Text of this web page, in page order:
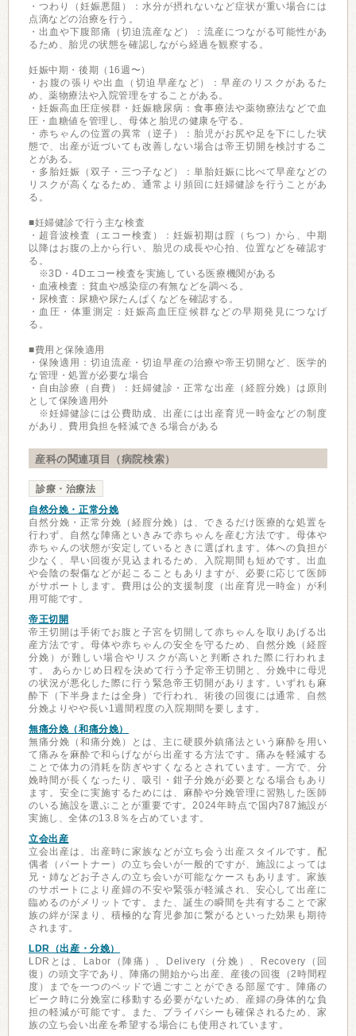
・つわり（妊娠悪阻）：水分が摂れないなど症状が重い場合には
点滴などの治療を行う。
・出血や下腹部痛（切迫流産など）：流産につながる可能性があ
るため、胎児の状態を確認しながら経過を観察する。
妊娠中期・後期（16週〜）
・お腹の張りや出血（切迫早産など）：早産のリスクがあるた
め、薬物療法や入院管理をすることがある。
・妊娠高血圧症候群・妊娠糖尿病：食事療法や薬物療法などで血
圧・血糖値を管理し、母体と胎児の健康を守る。
・赤ちゃんの位置の異常（逆子）：胎児がお尻や足を下にした状
態で、出産が近づいても改善しない場合は帝王切開を検討するこ
とがある。
・多胎妊娠（双子・三つ子など）：単胎妊娠に比べて早産などの
リスクが高くなるため、通常より頻回に妊婦健診を行うことがあ
る。
■妊婦健診で行う主な検査
・超音波検査（エコー検査）：妊娠初期は腟（ちつ）から、中期
以降はお腹の上から行い、胎児の成長や心拍、位置などを確認す
る。
※3D・4Dエコー検査を実施している医療機関がある
・血液検査：貧血や感染症の有無などを調べる。
・尿検査：尿糖や尿たんぱくなどを確認する。
・血圧・体重測定：妊娠高血圧症候群などの早期発見につなげ
る。
■費用と保険適用
・保険適用：切迫流産・切迫早産の治療や帝王切開など、医学的
な管理・処置が必要な場合
・自由診療（自費）：妊婦健診・正常な出産（経腟分娩）は原則
として保険適用外
※妊婦健診には公費助成、出産には出産育児一時金などの制度
があり、費用負担を軽減できる場合がある
産科の関連項目（病院検索）
診療・治療法
自然分娩・正常分娩
自然分娩・正常分娩（経腟分娩）は、できるだけ医療的な処置を
行わず、自然な陣痛といきみで赤ちゃんを産む方法です。母体や
赤ちゃんの状態が安定しているときに選ばれます。体への負担が
少なく、早い回復が見込まれるため、入院期間も短めです。出血
や会陰の裂傷などが起こることもありますが、必要に応じて医師
がサポートします。費用は公的支援制度（出産育児一時金）が利
用可能です。
帝王切開
帝王切開は手術でお腹と子宮を切開して赤ちゃんを取りあげる出
産方法です。母体や赤ちゃんの安全を守るため、自然分娩（経腟
分娩）が難しい場合やリスクが高いと判断された際に行われま
す。 あらかじめ日程を決めて行う予定帝王切開と、分娩中に母児
の状況が悪化した際に行う緊急帝王切開があります。いずれも麻
酔下（下半身または全身）で行われ、術後の回復には通常、自然
分娩よりやや長い1週間程度の入院期間を要します。
無痛分娩（和痛分娩）
無痛分娩（和痛分娩）とは、主に硬膜外鎮痛法という麻酔を用い
て痛みを麻酔で和らげながら出産する方法です。痛みを軽減する
ことで体力の消耗を防ぎやすくなるとされています。一方で、分
娩時間が長くなったり、吸引・鉗子分娩が必要となる場合もあり
ます。安全に実施するためには、麻酔や分娩管理に習熟した医師
のいる施設を選ぶことが重要です。2024年時点で国内787施設が
実施し、全体の13.8％を占めています。
立会出産
立会出産は、出産時に家族などが立ち会う出産スタイルです。配
偶者（パートナー）の立ち会いが一般的ですが、施設によっては
兄・姉などお子さんの立ち会いが可能なケースもあります。家族
のサポートにより産婦の不安や緊張が軽減され、安心して出産に
臨めるのがメリットです。また、誕生の瞬間を共有することで家
族の絆が深まり、積極的な育児参加に繋がるといった効果も期待
されます。
LDR（出産・分娩）
LDRとは、Labor（陣痛）、Delivery（分娩）、Recovery（回
復）の頭文字であり、陣痛の開始から出産、産後の回復（2時間程
度）までを一つのベッドで過ごすことができる部屋です。陣痛の
ピーク時に分娩室に移動する必要がないため、産婦の身体的な負
担の軽減が可能です。また、プライバシーも確保されるため、家
族の立ち会い出産を希望する場合にも使用されています。